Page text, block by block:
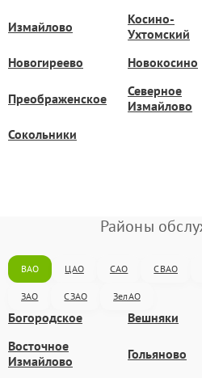
Измайлово
Косино-
Ухтомский
Новогиреево Новокосино
Преображенское
Северное
Измайлово
Сокольники
Районы
ВАО ЦАО САО СВАО
ЗАО СЗАО ЗелАО
Богородское Вешняки
Восточное
Измайлово
Гольяново